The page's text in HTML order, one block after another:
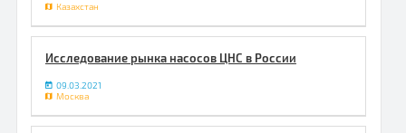
Казахстан
Исследование рынка насосов ЦНС в России
09.03.2021
Москва